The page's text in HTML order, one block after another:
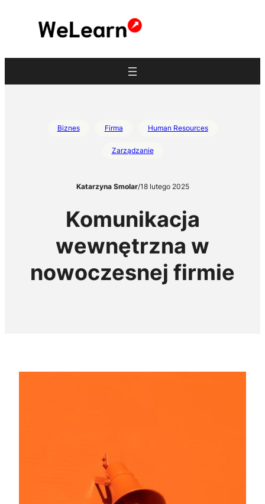
Biznes Firma Human Resources
Zarządzanie
Katarzyna Smolar/18 lutego 2025
Komunikacja
wewnętrzna w
nowoczesnej firmie